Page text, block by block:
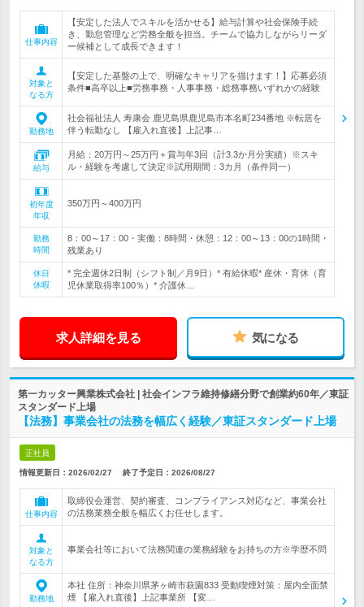
仕事内容
【安定した法人でスキルを活かせる】給与計算や社会保険手続
き、勤怠管理など労務全般を担当。チームで協力しながらリーダ
ー候補として成長できます！
対象と
なる方
【安定した基盤の上で、明確なキャリアを描けます！】応募必須
条件■高卒以上■労務事務・人事事務・総務事務いずれかの経験
勤務地
社会福祉法人 寿康会 鹿児島県鹿児島市本名町234番地 ※転居を
伴う転勤なし 【雇入れ直後】上記事…
給与
月給：20万円～25万円＋賞与年3回（計3.3か月分実績）※スキ
ル・経験を考慮して決定※試用期間：3カ月（条件同一）
初年度
年収
350万円～400万円
勤務
時間
8：00～17：00・実働：8時間・休憩：12：00～13：00の1時間・
残業あり
休日
休暇
* 完全週休2日制（シフト制／月9日）* 有給休暇* 産休・育休（育
児休業取得率100％）* 介護休…
求人詳細を見る 気になる
第一カッター興業株式会社 | 社会インフラ維持修繕分野で創業約60年／東証
スタンダード上場
【法務】事業会社の法務を幅広く経験／東証スタンダード上場
正社員
情報更新日：2026/02/27 終了予定日： 2026/08/27
仕事内容
取締役会運営、契約審査、コンプライアンス対応など、事業会社
の法務業務全般を幅広くお任せします。
対象と
なる方
事業会社等において法務関連の業務経験をお持ちの方※学歴不問
勤務地
本社 住所：神奈川県茅ヶ崎市萩園833 受動喫煙対策：屋内全面禁
煙 【雇入れ直後】上記事業所 【変…